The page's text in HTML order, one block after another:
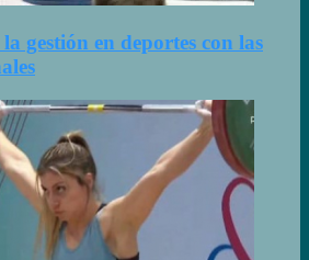
gestión en deportes con las